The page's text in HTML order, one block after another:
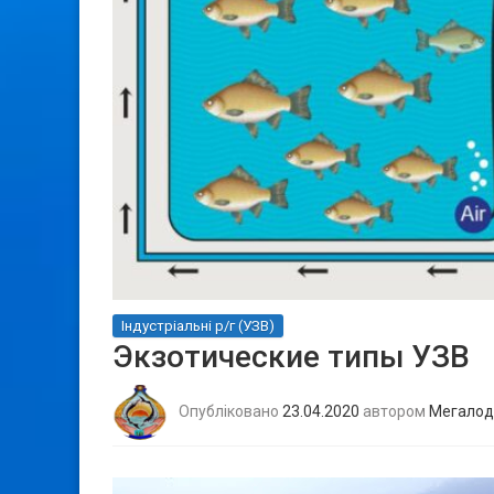
Індустріальні р/г (УЗВ)
Экзотические типы УЗВ
Опубліковано 23.04.2020 автором